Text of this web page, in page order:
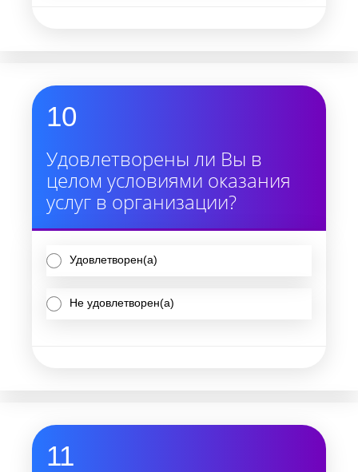
10
Удовлетворены ли Вы в
целом условиями оказания
услуг в организации?
Удовлетворен(а)
Не удовлетворен(а)
11